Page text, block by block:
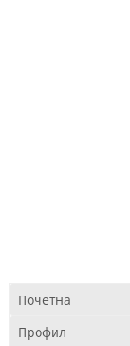
Почетна
Профил